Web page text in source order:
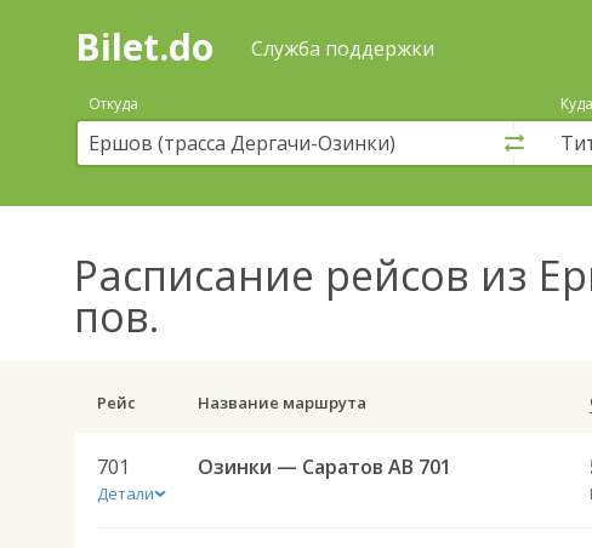
Поиск
покупка
билетов
автобус
онлайн
Bilet.do Служба поддержки
Откуда Куда
Расписание рейсов из
пов.
Рейс Название маршрута
701
Детали
Озинки — Саратов АВ 701